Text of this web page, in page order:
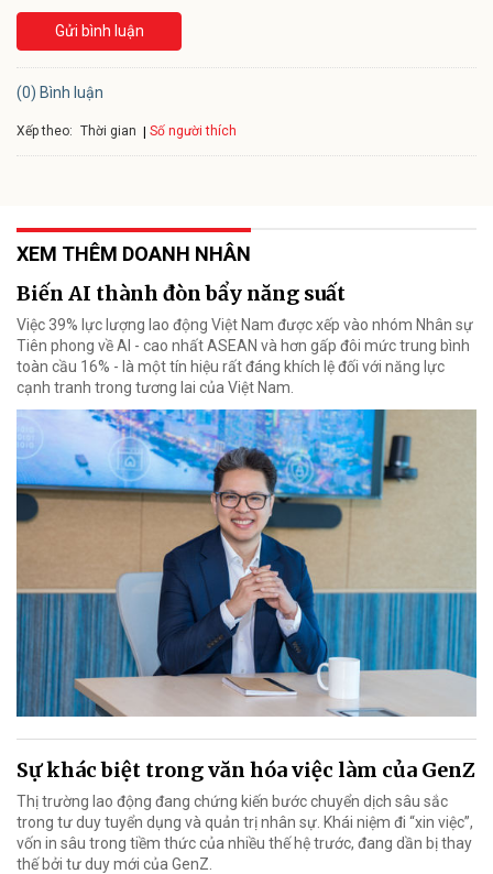
Gửi bình luận
(0) Bình luận
Xếp theo: Thời gian Số người thích
XEM THÊM DOANH NHÂN
Biến AI thành đòn bẩy năng suất
Việc 39% lực lượng lao động Việt Nam được xếp vào nhóm Nhân sự
Tiên phong về AI - cao nhất ASEAN và hơn gấp đôi mức trung bình
toàn cầu 16% - là một tín hiệu rất đáng khích lệ đối với năng lực
cạnh tranh trong tương lai của Việt Nam.
Sự khác biệt trong văn hóa việc làm của GenZ
Thị trường lao động đang chứng kiến bước chuyển dịch sâu sắc
trong tư duy tuyển dụng và quản trị nhân sự. Khái niệm đi “xin việc”,
vốn in sâu trong tiềm thức của nhiều thế hệ trước, đang dần bị thay
thế bởi tư duy mới của GenZ.